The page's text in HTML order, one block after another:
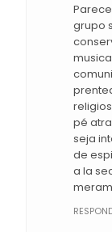
grupo
pé
seja
de
a la